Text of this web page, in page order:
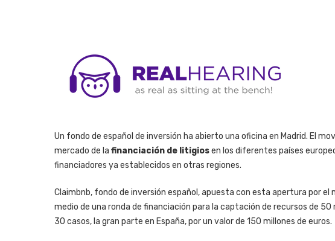
Un fondo de español de inversión ha abierto una oficina en Madrid. El
mercado de la financiación de litigiosen los diferentes países
financiadores ya establecidos en otras regiones.
Claimbnb, fondo de inversión español, apuesta con esta apertura por el
medio de una ronda de financiación para la captación de recursos de
30 casos, la gran parte en España, por un valor de 150 millones de euros.